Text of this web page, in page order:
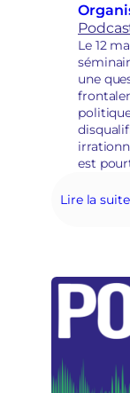
Le 12
une
est
Lire la suite